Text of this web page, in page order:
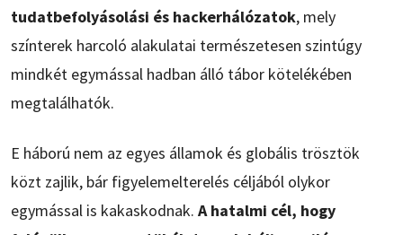
tudatbefolyásolási és hackerhálózatok, mely
színterek harcoló alakulatai természetesen szintúgy
mindkét egymással hadban álló tábor kötelékében
megtalálhatók.
E háború nem az egyes államok és globális trösztök
közt zajlik, bár figyelemelterelés céljából olykor
egymással is kakaskodnak. A hatalmi cél, hogy